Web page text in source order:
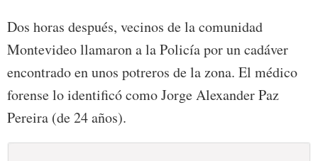
Dos horas después, vecinos de la comunidad
Montevideo llamaron a la Policía por un cadáver
encontrado en unos potreros de la zona. El médico
forense lo identificó como Jorge Alexander Paz
Pereira (de 24 años).